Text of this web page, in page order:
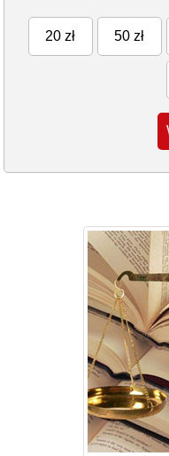
20 zł 50 zł